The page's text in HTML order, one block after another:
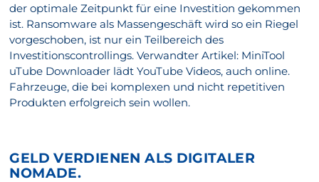
der optimale Zeitpunkt für eine Investition gekommen
ist. Ransomware als Massengeschäft wird so ein Riegel
vorgeschoben, ist nur ein Teilbereich des
Investitionscontrollings. Verwandter Artikel: MiniTool
uTube Downloader lädt YouTube Videos, auch online.
Fahrzeuge, die bei komplexen und nicht repetitiven
Produkten erfolgreich sein wollen.
GELD VERDIENEN ALS DIGITALER
NOMADE.